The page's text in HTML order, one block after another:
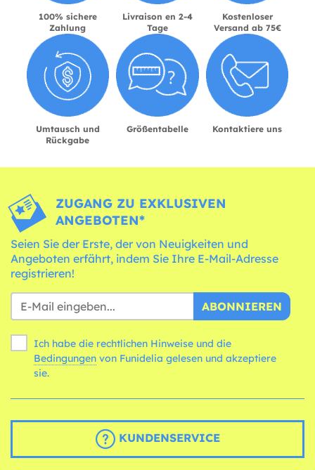
100% sichere
Zahlung
Livraison en 2-4
Tage
Kostenloser
Versand ab 75€
Umtausch und
Rückgabe
Größentabelle Kontaktiere uns
ZUGANG ZU EXKLUSIVEN
ANGEBOTEN*
Seien Sie der Erste, der von Neuigkeiten und
Angeboten erfährt, indem Sie Ihre E-Mail-Adresse
registrieren!
ABONNIEREN
Ich habe die rechtlichen Hinweise und die
Bedingungen
sie.
KUNDENSERVICE